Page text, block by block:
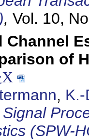
, Vol. 10,
Channel
of
X
,
(SPW-